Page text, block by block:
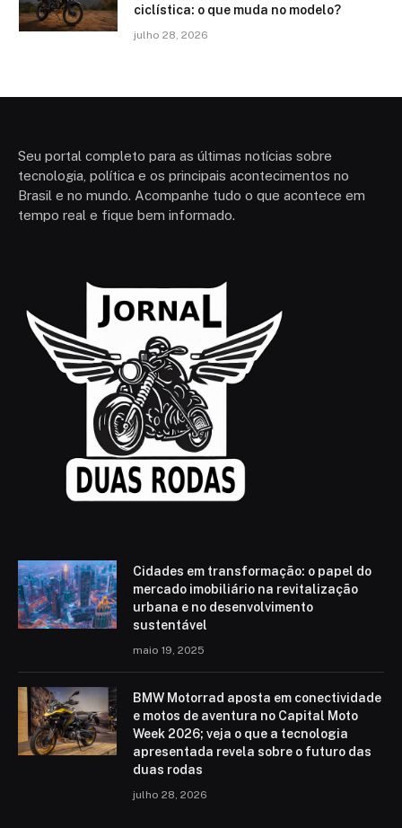
ciclística: o que muda no modelo?
julho 28, 2026
Seu portal completo para as últimas notícias sobre
tecnologia, política e os principais acontecimentos no
Brasil e no mundo. Acompanhe tudo o que acontece em
tempo real e fique bem informado.
Cidades em transformação: o papel do
mercado imobiliário na revitalização
urbana e no desenvolvimento
sustentável
maio 19, 2025
BMW Motorrad aposta em conectividade
e motos de aventura no Capital Moto
Week 2026; veja o que a tecnologia
apresentada revela sobre o futuro das
duas rodas
julho 28, 2026